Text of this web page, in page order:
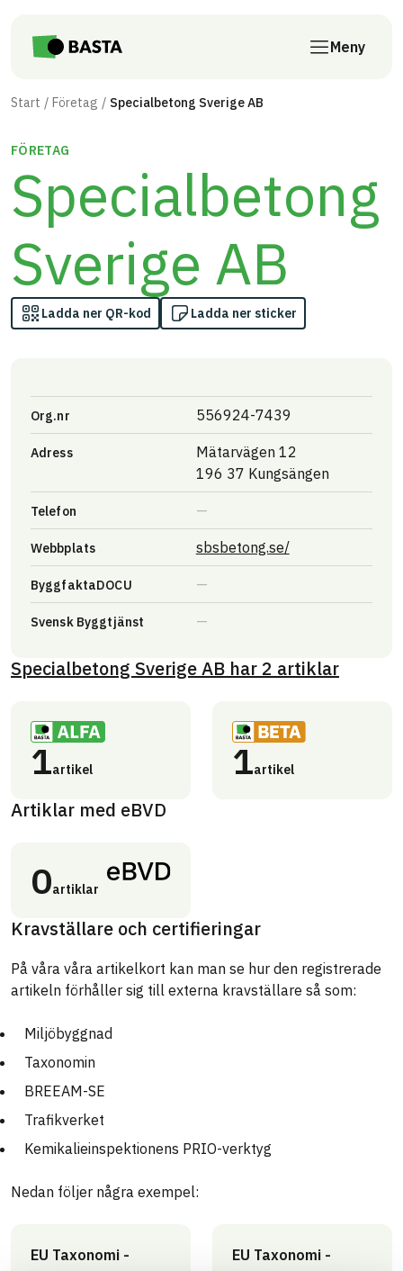
Meny
Start Företag Specialbetong Sverige AB
FÖRETAG
Specialbetong
Sverige AB
Ladda ner QR-kod Ladda ner sticker
Org.nr 556924-7439
Adress
Mätarvägen 12
196 37 Kungsängen
Telefon
Webbplats sbsbetong.se/Länk till annan
ByggfaktaDOCU
Svensk Byggtjänst
Specialbetong Sverige AB har 2 artiklar
1artikel 1artikel
Artiklar med eBVD
0artiklar
Kravställare och certifieringar
På våra våra artikelkort kan man se hur den registrerade
artikeln förhåller sig till externa kravställare så som:
Miljöbyggnad
Taxonomin
BREEAM-SE
Trafikverket
Kemikalieinspektionens PRIO-verktyg
Nedan följer några exempel:
EU Taxonomi -
EU Taxonomi -